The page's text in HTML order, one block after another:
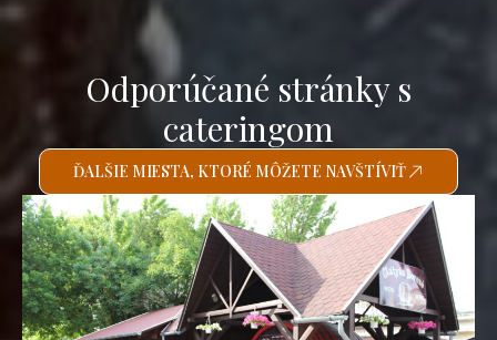
Odporúčané stránky s
cateringom
ĎALŠIE MIESTA, KTORÉ MÔŽETE NAVŠTÍVIŤ